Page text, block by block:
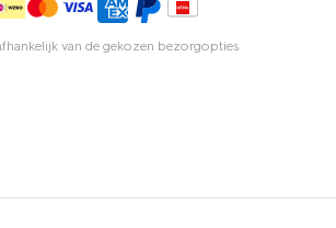
van de gekozen bezorgopties